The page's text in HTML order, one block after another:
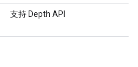
支持 Depth API